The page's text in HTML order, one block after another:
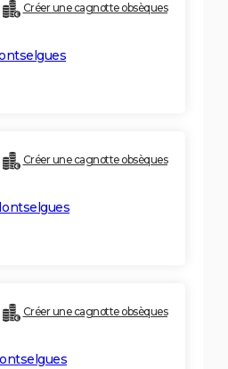
Créer une cagnotte obsèques
Créer une cagnotte obsèques
Créer une cagnotte obsèques